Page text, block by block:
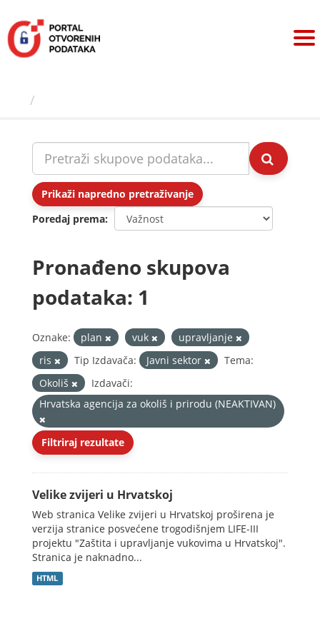
sadržaj
Prikaži napredno pretraživanje
Poredaj prema
Pronađeno skupova
podataka: 1
Oznake: plan vuk
upravljanje
ris
Tip Izdavača: Javni sektor
Tema:
Okoliš
Izdavači:
Hrvatska agencija za okoliš i prirodu (NEAKTIVAN)
Filtriraj rezultate
Velike zvijeri u Hrvatskoj
Web stranica Velike zvijeri u Hrvatskoj proširena je
verzija stranice posvećene trogodišnjem LIFE-III
projektu "Zaštita i upravljanje vukovima u Hrvatskoj".
Stranica je naknadno...
HTML